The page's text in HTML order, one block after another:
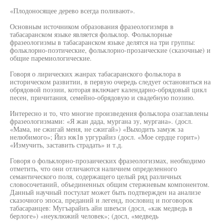
«Плодоносящее дерево всегда поливают».
Основным источником образования фразеологизмрв в
табасаранском языке является фольклор. Фольклорные
фразеологизмы в табасаранском языке делятся на три группы:
фольклорно-поэтические, фольклорно-прозаические (сказочные) и
общие паремиологические.
Говоря о лирических жанрах табасаранского фольклора в
историческом развитии, в первую очередь следует остановиться на
обрядовой поэзии, которая включает календарно-обрядовый цикл
песен, причитания, семейно-обрядовую и свадебную поэзию.
Интересно и то, что многие произведения фольклора озаглавлены
фразеологизмами: «Я жан дада, мургана зу, мургана». (досл.
«Мама, не сжигай меня, не сжигай») «Выходить замуж за
нелюбимого»; Йиз юк1в ургурайиз (досл. «Мое сердце горит»)
«Измучить, заставить страдать» и т.д.
Говоря о фольклорно-прозаических фразеологизмах, необходимо
отметить, что они отличаются наличием определенного
семантического поля, содержащего целый ряд различных
словосочетаний, объединенных общим стержневым компонентом.
Данный научный постулат может быть подтвержден на анализе
сказочного эпоса, преданий и легенд, пословиц и поговорок
табасаранцев: Мугъарайиъ айи швеъси (досл, «как медведь в
берлоге») «неуклюжий человек»; (досл, «медведь